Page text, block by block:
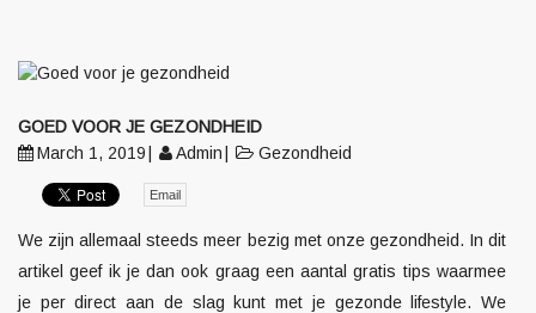
GOED VOOR JE GEZONDHEID
March 1, 2019
Admin Gezondheid
Email
We zijn allemaal steeds meer bezig met onze gezondheid. In dit
artikel geef ik je dan ook graag een aantal gratis tips waarmee
je per direct aan de slag kunt met je gezonde lifestyle. We